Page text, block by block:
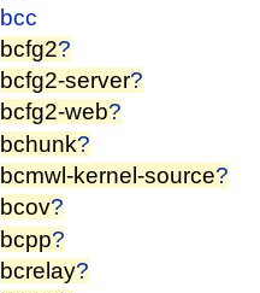
bcc
bcfg2?
bcfg2-server?
bcfg2-web?
bchunk?
bcmwl-kernel-source?
bcov?
bcpp?
bcrelay?